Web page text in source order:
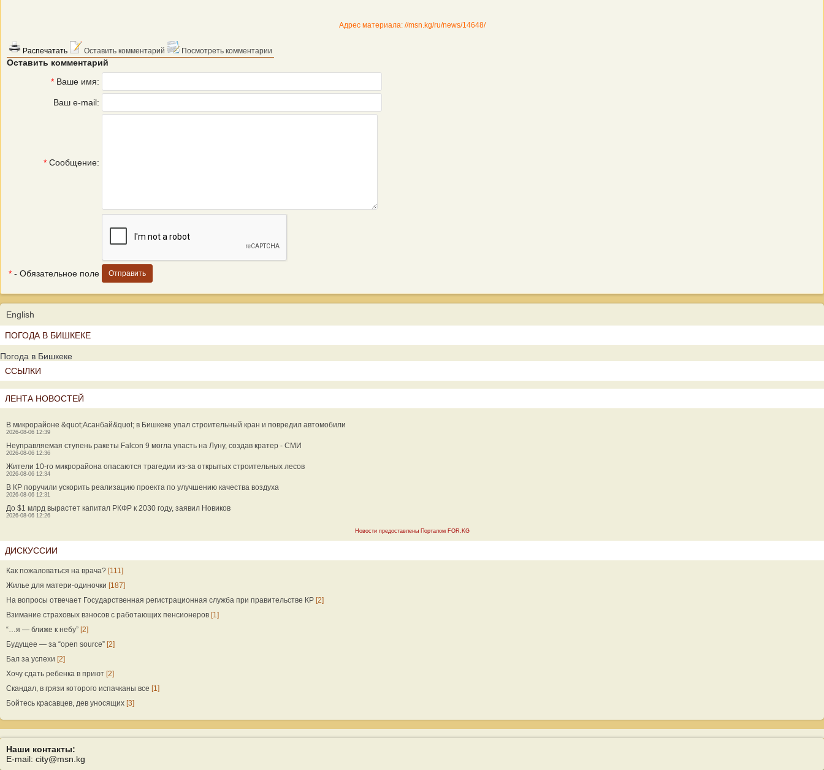
Адрес материала: //msn.kg/ru/news/14648/
Распечатать Оставить комментарий Посмотреть комментарии
Оставить комментарий
* Ваше имя:
Ваш e-mail:
* Сообщение:
* - Обязательное поле
English
ПОГОДА В БИШКЕКЕ
Погода в Бишкеке
ССЫЛКИ
ЛЕНТА НОВОСТЕЙ
В микрорайоне &quot;Асанбай&quot; в Бишкеке упал строительный кран и повредил автомобили
2026-08-06 12:39
Неуправляемая ступень ракеты Falcon 9 могла упасть на Луну, создав кратер - СМИ
2026-08-06 12:36
Жители 10-го микрорайона опасаются трагедии из-за открытых строительных лесов
2026-08-06 12:34
В КР поручили ускорить реализацию проекта по улучшению качества воздуха
2026-08-06 12:31
До $1 млрд вырастет капитал РКФР к 2030 году, заявил Новиков
2026-08-06 12:26
Новости предоставлены Порталом FOR.KG
ДИСКУССИИ
Как пожаловаться на врача? [111]
Жилье для матери-одиночки [187]
На вопросы отвечает Государственная регистрационная служба при правительстве КР [2]
Взимание страховых взносов с работающих пенсионеров [1]
“…я — ближе к небу” [2]
Будущее — за “open source” [2]
Бал за успехи [2]
Хочу сдать ребенка в приют [2]
Скандал, в грязи которого испачканы все [1]
Бойтесь красавцев, дев уносящих [3]
Наши контакты:
E-mail: city@msn.kg